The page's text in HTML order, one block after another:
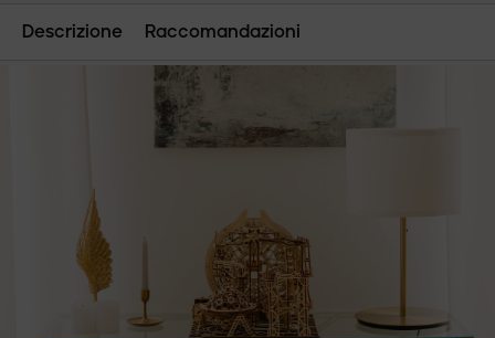
Descrizione Raccomandazioni